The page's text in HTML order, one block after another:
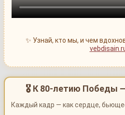
✨ Узнай, кто мы, и чем
🎖 К 80-летию Победы
Каждый кадр — как сердце,